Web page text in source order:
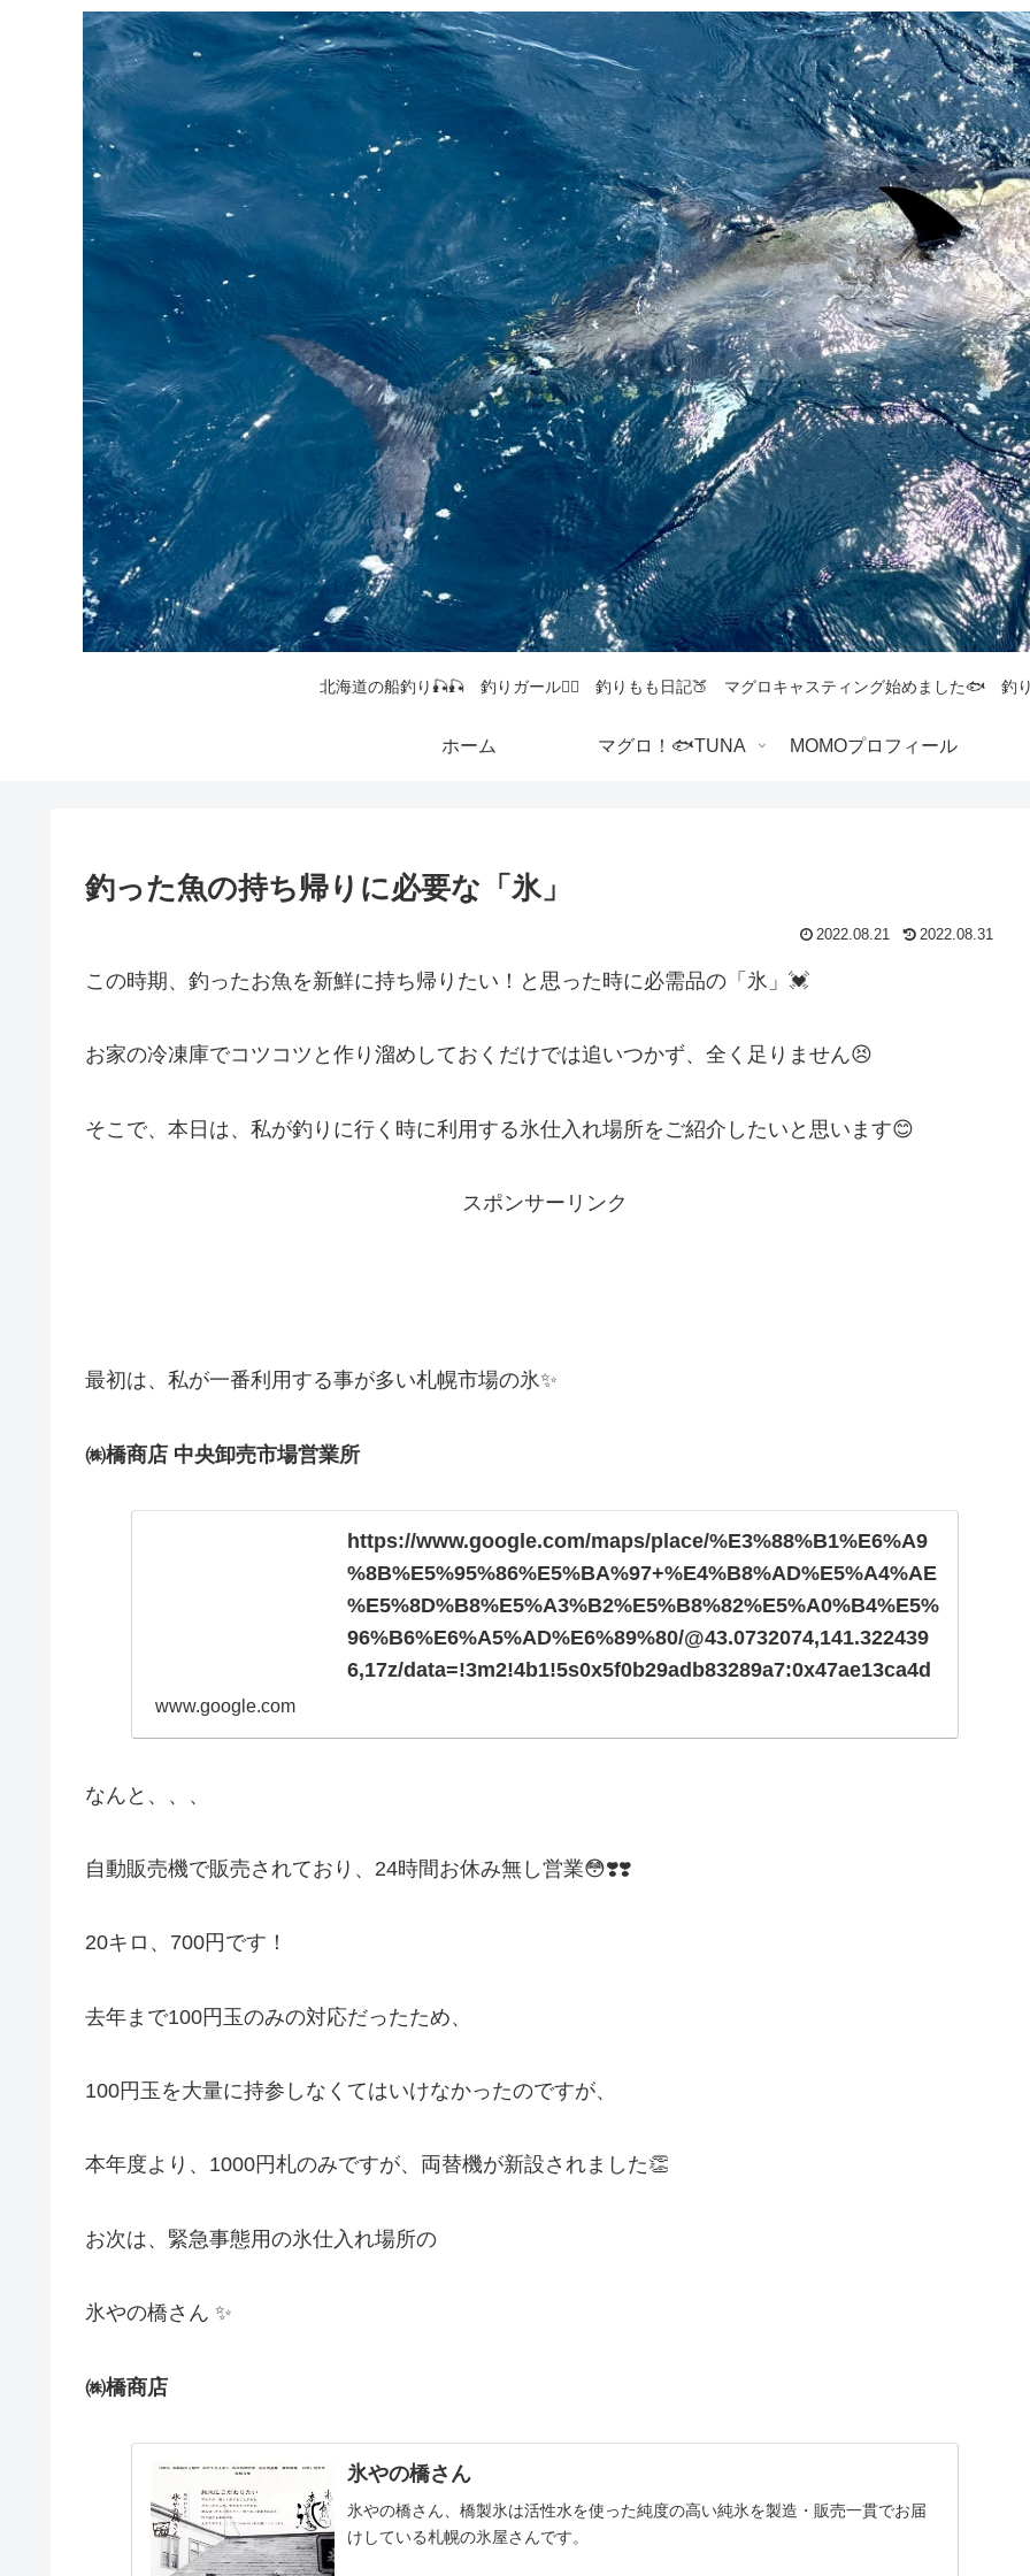
北海道の船釣り🎣🎣 釣りガール💁‍♀️ 釣りもも日記🍑 マグロキャスティング始めました🐟 釣
ホーム マグロ！🐟TUNA MOMOプロフィール
釣った魚の持ち帰りに必要な「氷」
2022.08.21 2022.08.31
この時期、釣ったお魚を新鮮に持ち帰りたい！と思った時に必需品の「氷」💓
お家の冷凍庫でコツコツと作り溜めしておくだけでは追いつかず、全く足りません😣
そこで、本日は、私が釣りに行く時に利用する氷仕入れ場所をご紹介したいと思います😊
スポンサーリンク
最初は、私が一番利用する事が多い札幌市場の氷✨
㈱橋商店 中央卸売市場営業所
https://www.google.com/maps/place/%E3%88%B1%E6%A9
%8B%E5%95%86%E5%BA%97+%E4%B8%AD%E5%A4%AE
%E5%8D%B8%E5%A3%B2%E5%B8%82%E5%A0%B4%E5%
96%B6%E6%A5%AD%E6%89%80/@43.0732074,141.322439
6,17z/data=!3m2!4b1!5s0x5f0b29adb83289a7:0x47ae13ca4d
70!8m2!3d43.0732074!4d141.3224396?hl=ja
www.google.com
なんと、、、
自動販売機で販売されており、24時間お休み無し営業😳❣️❣️
20キロ、700円です！
去年まで100円玉のみの対応だったため、
100円玉を大量に持参しなくてはいけなかったのですが、
本年度より、1000円札のみですが、両替機が新設されました👏
お次は、緊急事態用の氷仕入れ場所の
氷やの橋さん ✨
㈱橋商店
氷やの橋さん
氷やの橋さん、橋製氷は活性水を使った純度の高い純氷を製造・販売一貫でお届
けしている札幌の氷屋さんです。